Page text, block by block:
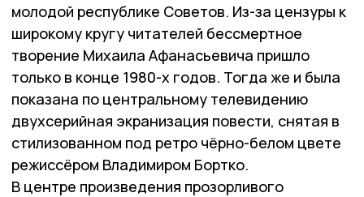
молодой республике Советов. Из-за цензуры к
широкому кругу читателей бессмертное
творение Михаила Афанасьевича пришло
только в конце 1980-х годов. Тогда же и была
показана по центральному телевидению
двухсерийная экранизация повести, снятая в
стилизованном под ретро чёрно-белом цвете
режиссёром Владимиром Бортко.
В центре произведения прозорливого